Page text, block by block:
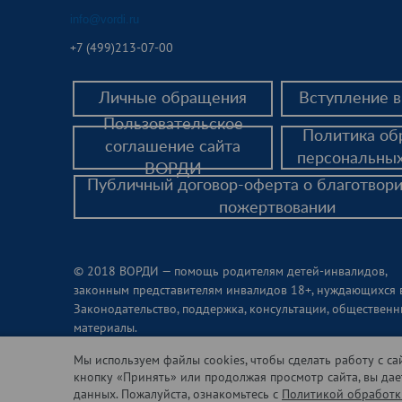
info@vordi.ru
+7 (499)213-07-00
Личные обращения
Вступление
Пользовательское
соглашение сайта
ВОРДИ
© 2018 ВОРДИ — помощь родителям детей-инвалидов,
законным представителям инвалидов 18+, нуждающихся
Законодательство, поддержка, консультации,
материалы.
Политика
Публичный договор-оферта о
пожертвовании
сотрудников размещены на сайте с учетом полученных
полученных согласий клиентов и в рамках требований
Мы используем файлы cookies, чтобы сделать работу с
кнопку «Принять» или продолжая просмотр сайта, вы
данных. Пожалуйста, ознакомьтесь с Политикой